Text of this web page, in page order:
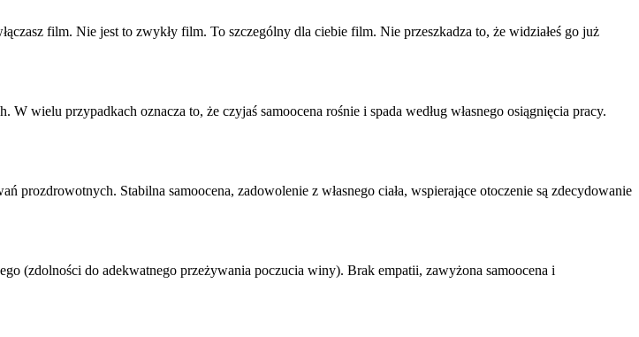
film. Nie jest to zwykły film. To szczególny dla ciebie film. Nie przeszkadza to, że widziałeś go już
W wielu przypadkach oznacza to, że czyjaś samoocena rośnie i spada według własnego osiągnięcia pracy.
prozdrowotnych. Stabilna samoocena, zadowolenie z własnego ciała, wspierające otoczenie są zdecydowanie
(zdolności do adekwatnego przeżywania poczucia winy). Brak empatii, zawyżona samoocena i